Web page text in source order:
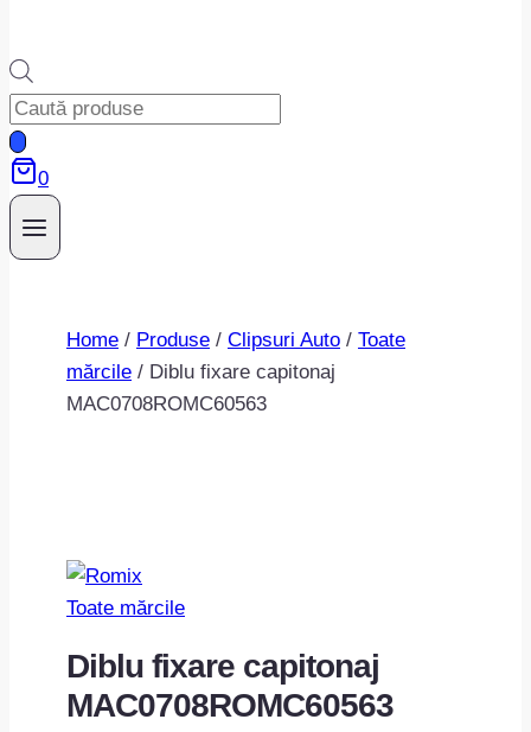
Products
search
0
Home / Produse / Clipsuri Auto / Toate
mărcile / Diblu fixare capitonaj
MAC0708ROMC60563
Toate mărcile
Diblu fixare capitonaj
MAC0708ROMC60563